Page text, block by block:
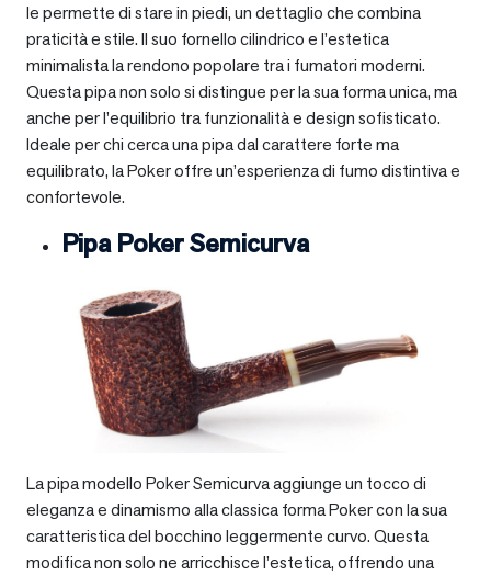
le permette di stare in piedi, un dettaglio che combina
praticità e stile. Il suo fornello cilindrico e l’estetica
minimalista la rendono popolare tra i fumatori moderni.
Questa pipa non solo si distingue per la sua forma unica, ma
anche per l’equilibrio tra funzionalità e design sofisticato.
Ideale per chi cerca una pipa dal carattere forte ma
equilibrato, la Poker offre un’esperienza di fumo distintiva e
confortevole.
Pipa Poker Semicurva
La pipa modello Poker Semicurva aggiunge un tocco di
eleganza e dinamismo alla classica forma Poker con la sua
caratteristica del bocchino leggermente curvo. Questa
modifica non solo ne arricchisce l’estetica, offrendo una